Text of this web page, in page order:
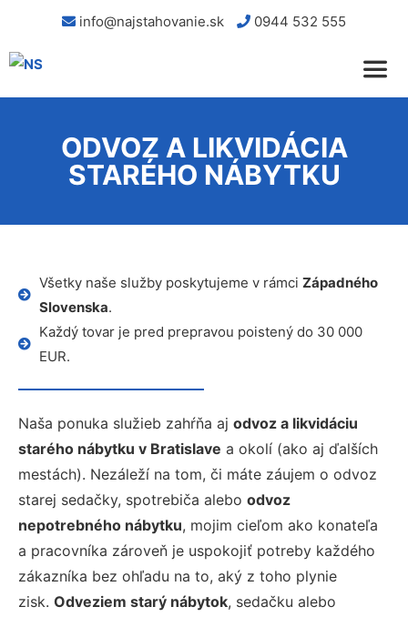
info@najstahovanie.sk 0944 532 555
ODVOZ A LIKVIDÁCIA
STARÉHO NÁBYTKU
Všetky naše služby poskytujeme v rámci Západného
Slovenska.
Každý tovar je pred prepravou poistený do 30 000
EUR.
Naša ponuka služieb zahŕňa aj odvoz a likvidáciu
starého nábytku v Bratislave a okolí (ako aj ďalších
mestách). Nezáleží na tom, či máte záujem o odvoz
starej sedačky, spotrebiča alebo odvoz
nepotrebného nábytku, mojim cieľom ako konateľa
a pracovníka zároveň je uspokojiť potreby každého
zákazníka bez ohľadu na to, aký z toho plynie
zisk. Odveziem starý nábytok, sedačku alebo